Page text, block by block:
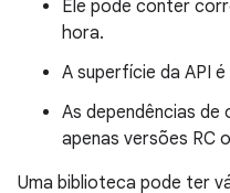
Ele pode conter
hora.
A superfície da API é
As dependências
apenas versões RC
Uma biblioteca pode ter